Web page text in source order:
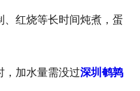
、红烧等长时间炖煮，蛋
加水量需没过深圳鹌鹑